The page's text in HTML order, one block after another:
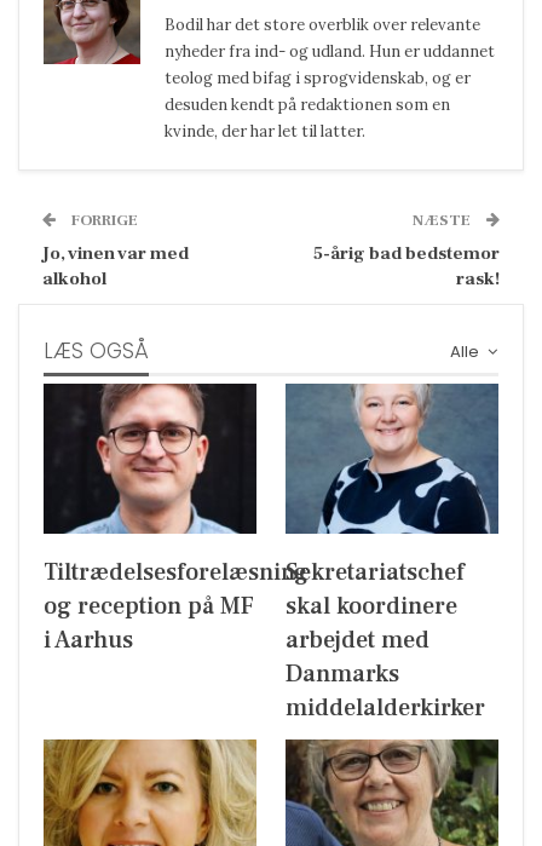
Bodil har det store overblik over relevante
nyheder fra ind- og udland. Hun er uddannet
teolog med bifag i sprogvidenskab, og er
desuden kendt på redaktionen som en
kvinde, der har let til latter.
FORRIGE
Jo, vinen var med
alkohol
NÆSTE
5-årig bad bedstemor
rask!
Alle
LÆS OGSÅ
Tiltrædelsesforelæsning
og reception på MF
i Aarhus
Sekretariatschef
skal koordinere
arbejdet med
Danmarks
middelalderkirker